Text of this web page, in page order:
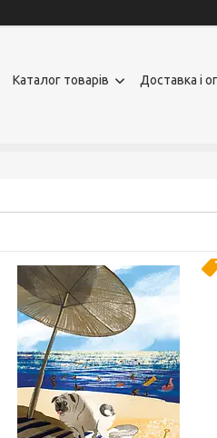
Каталог товарів Доставка і